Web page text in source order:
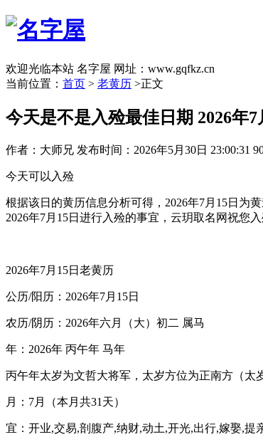
欢迎光临本站 名字屋 网址：www.gqfkz.cn
当前位置： 首页 > 老黄历 >正文
今天是不是入殓最佳日期 2026年7
作者：大师兄 发布时间：2026年5月30日 23:00:31
今天可以入殓
根据该日的黄历信息分析可得，2026年7月15日为
2026年7月15日进行入殓的事宜，云玥取名网祝您入
2026年7月15日老黄历
公历/阳历：2026年7月15日
农历/阴历：2026年六月（大）初二 属马
年：2026年 丙午年 马年
丙午年太岁为文哲大将军，太岁方位为正南方（太
月：7月（本月共31天）
宜：开业,交易,剖腹产,纳财,动土,开光,出行,嫁娶,